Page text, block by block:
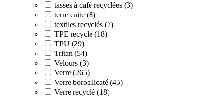
tasses à café recyclées (3)
terre cuite (8)
textiles recyclés (7)
TPE recyclé (18)
TPU (29)
Tritan (54)
Velours (3)
Verre (265)
Verre borosilicaté (45)
Verre recyclé (18)